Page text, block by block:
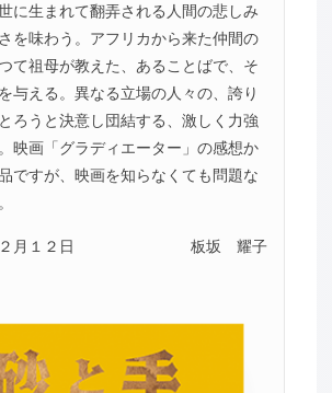
に生まれて翻弄される人間の悲しみ
を味わう。アフリカから来た仲間の
て祖母が教えた、あることばで、そ
与える。異なる立場の人々の、誇り
ろうと決意し団結する、激しく力強
映画「グラディエーター」の感想か
ですが、映画を知らなくても問題な
月１２日 板坂 耀子